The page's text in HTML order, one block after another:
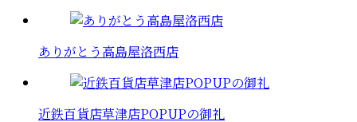
ありがとう高島屋洛西店
近鉄百貨店草津店POPUPの御礼